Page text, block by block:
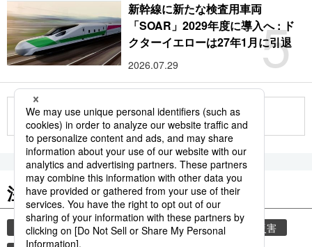
5
新幹線に新たな検査用車両
「SOAR」2029年度に導入へ : ド
クターイエローは27年1月に引退
2026.07.29
もっと見る
注目のキーワード
共同通信ニュース 気象・災害 気象庁
災害